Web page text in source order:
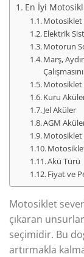
En İyi
Motosiklet
Elektrik
Motorun
Marş,
Motosiklet
Kuru
Jel Aküler
AGM
Motosiklet
Akü Türü
Fiyat ve
Motosiklet
çıkaran
seçimidir. Bu
artırmakla